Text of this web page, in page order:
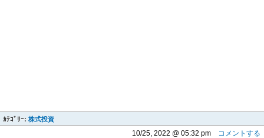
ｶﾃｺﾞﾘｰ: 株式投資
10/25, 2022 @ 05:32 pm コメントする